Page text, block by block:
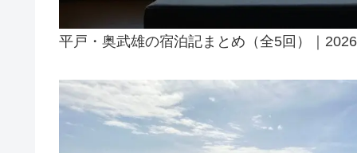
平戸・奥武雄の宿泊記まとめ（全5回）｜